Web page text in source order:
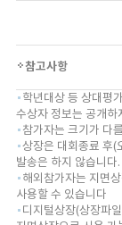
참고사항
학년대상 등 상대평
수상자 정보는 공개하
참가자는 크기가 다
상장은 대회종료 후(
발송은 하지 않습니다.
해외참가자는 지면
사용할 수 있습니다
디지털상장(상장파